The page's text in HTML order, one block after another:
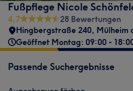
Fußpflege Nicole
4,7
28 Bewertungen
Hingbergstraße 240, Mülheim
Geöffnet Montag: 09:00 -
Passende Suchergebnisse